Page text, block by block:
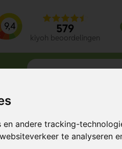
andere tracking-
te analyseren
9,4 579
kiyoh beoordelingen
Rcs Recycled Steel Koffiebeker
Koffiebeker